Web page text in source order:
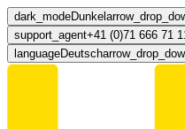
dark_modeDunkel
support_agent+41 (0)71 666 71
languageDeutsch